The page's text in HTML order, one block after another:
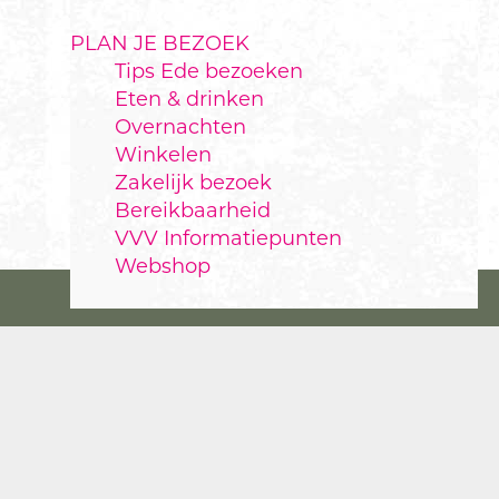
PLAN JE BEZOEK
Tips Ede bezoeken
Eten & drinken
Overnachten
Winkelen
Zakelijk bezoek
Bereikbaarheid
VVV Informatiepunten
Webshop